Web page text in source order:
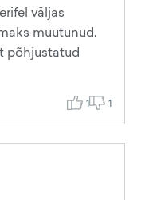
väljas
muutunud.
põhjustatud
1 1